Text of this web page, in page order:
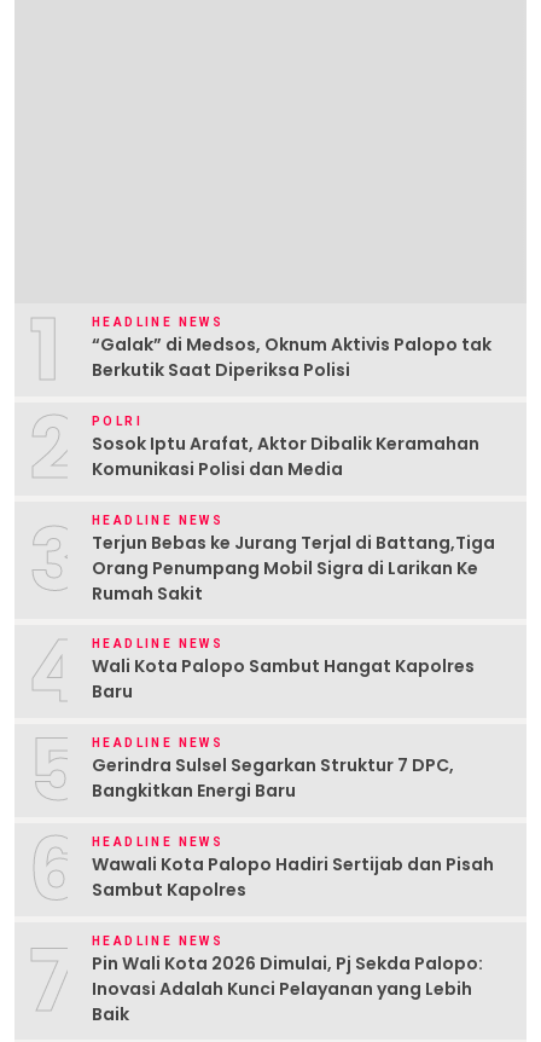
1 HEADLINE NEWS
“Galak” di Medsos, Oknum Aktivis Palopo tak
Berkutik Saat Diperiksa Polisi
2 POLRI
Sosok Iptu Arafat, Aktor Dibalik Keramahan
Komunikasi Polisi dan Media
3 HEADLINE NEWS
Terjun Bebas ke Jurang Terjal di Battang,Tiga
Orang Penumpang Mobil Sigra di Larikan Ke
Rumah Sakit
4 HEADLINE NEWS
Wali Kota Palopo Sambut Hangat Kapolres
Baru
5 HEADLINE NEWS
Gerindra Sulsel Segarkan Struktur 7 DPC,
Bangkitkan Energi Baru
6 HEADLINE NEWS
Wawali Kota Palopo Hadiri Sertijab dan Pisah
Sambut Kapolres
7 HEADLINE NEWS
Pin Wali Kota 2026 Dimulai, Pj Sekda Palopo:
Inovasi Adalah Kunci Pelayanan yang Lebih
Baik